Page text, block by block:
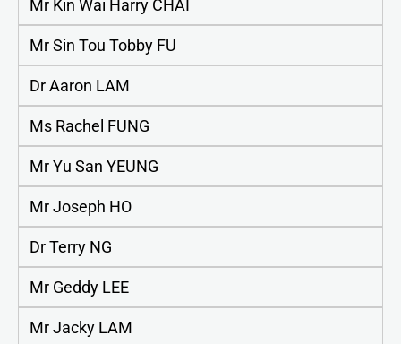
Mr Kin Wai Harry CHAI
Mr Sin Tou Tobby FU
Dr Aaron LAM
Ms Rachel FUNG
Mr Yu San YEUNG
Mr Joseph HO
Dr Terry NG
Mr Geddy LEE
Mr Jacky LAM